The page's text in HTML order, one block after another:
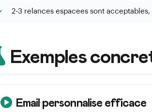
2-3 relances espacees sont acceptables,
Exemples
Email personnalise efficace